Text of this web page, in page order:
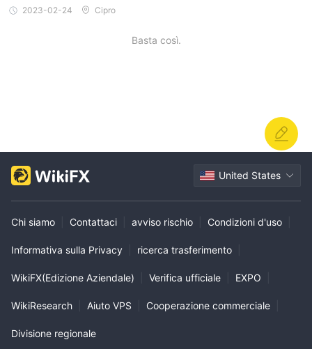
2023-02-24 Cipro
Basta così.
United States
Chi siamo Contattaci avviso rischio Condizioni d'uso
Informativa sulla Privacy ricerca trasferimento
WikiFX(Edizione Aziendale) Verifica ufficiale EXPO
WikiResearch Aiuto VPS Cooperazione commerciale
Divisione regionale